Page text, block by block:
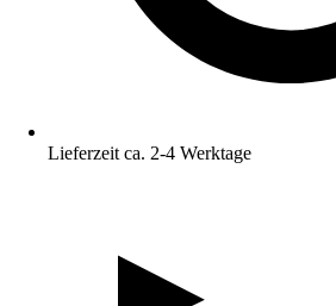
Lieferzeit ca. 2-4 Werktage